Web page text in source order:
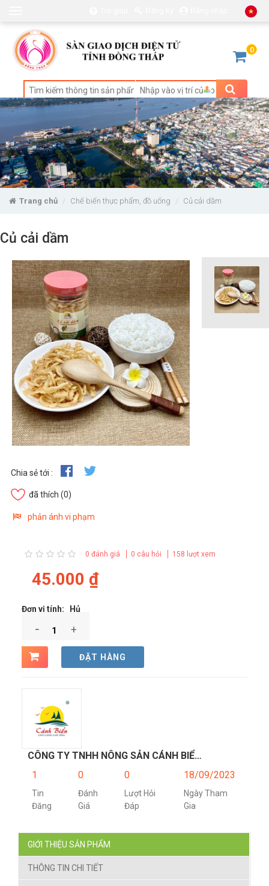
0
navigation
Trang chủ Chế biến thực phẩm, đồ uống Củ cải dầm
Củ cải dầm
Chia sẻ tới :
đã thích (0)
phản ánh vi phạm
0 đánh giá 0 câu hỏi 158 lượt xem
45.000 ₫
Đơn vị tính: Hủ
- +
ĐẶT HÀNG
CÔNG TY TNHH NÔNG SẢN CÁNH BIỂN
1
Tin
Đăng
0
Đánh
Giá
0
Lượt Hỏi
Đáp
18/09/2023
Ngày Tham
Gia
GIỚI THIỆU SẢN PHẨM
THÔNG TIN CHI TIẾT